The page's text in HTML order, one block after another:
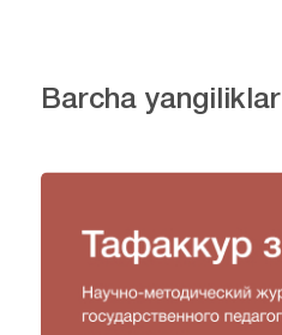
Barcha yangiliklar